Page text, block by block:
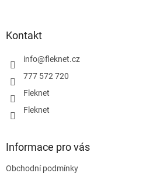
Kontakt
info@fleknet.cz
777 572 720
Fleknet
Fleknet
Informace pro vás
Obchodní podmínky